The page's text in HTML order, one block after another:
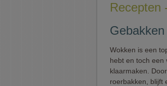
Recepten
Wokken is een
hebt en toch een
klaarmaken.
roerbakken, blijft